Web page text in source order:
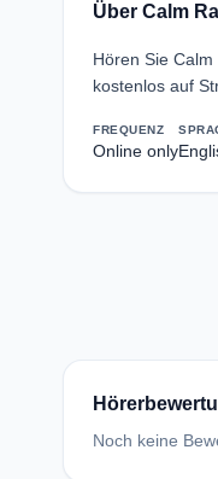
Über Calm
Hören Sie
kostenlos auf
FREQUENZ
Online only
Noch keine